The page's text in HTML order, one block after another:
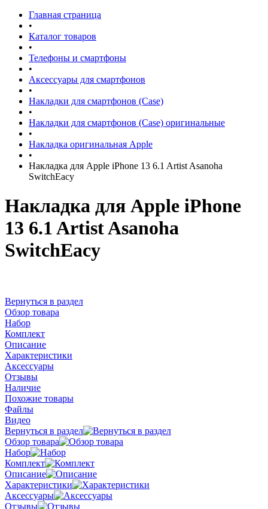
Главная страница
•
Каталог товаров
•
Телефоны и смартфоны
•
Аксессуары для смартфонов
•
Накладки для смартфонов (Case)
•
Накладки для смартфонов (Case) оригинальные
•
Накладка оригинальная Apple
•
Накладка для Apple iPhone 13 6.1 Artist Asanoha
SwitchEacy
Накладка для Apple iPhone
13 6.1 Artist Asanoha
SwitchEacy
Вернуться в раздел
Обзор товара
Набор
Комплект
Описание
Характеристики
Аксессуары
Отзывы
Наличие
Похожие товары
Файлы
Видео
Вернуться в раздел
Обзор товара
Набор
Комплект
Описание
Характеристики
Аксессуары
Отзывы